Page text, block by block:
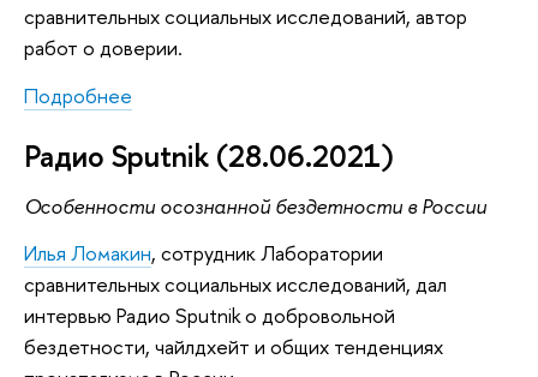
сравнительных социальных исследований, автор
работ о доверии.
Подробнее
Радио Sputnik (28.06.2021)
Особенности осознанной бездетности в России
Илья Ломакин, сотрудник Лаборатории
сравнительных социальных исследований, дал
интервью Радио Sputnik о добровольной
бездетности, чайлдхейт и общих тенденциях